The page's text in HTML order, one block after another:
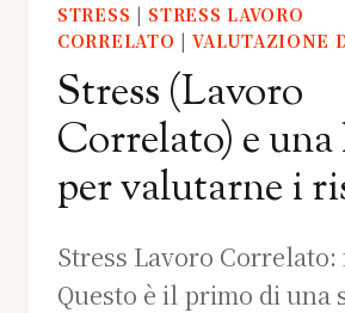
STRESS | STRESS LAVORO
CORRELATO |VALUTAZIONE
Stress (Lavoro
Correlato) e una
per valutarne i
Stress Lavoro
Questo è il primo di una